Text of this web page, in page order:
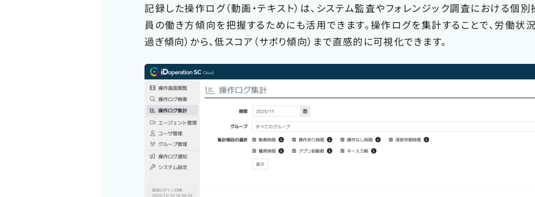
記録した操作ログ（動画・テキスト）は、システム監査やフォレンジック調査における個
員の働き方傾向を把握するためにも活用できます。操作ログを集計することで、労働状
過ぎ傾向）から、低スコア（サボり傾向）まで直感的に可視化できます。